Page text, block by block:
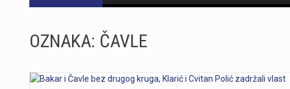
OZNAKA: ČAVLE